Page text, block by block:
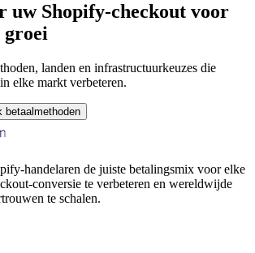
uw Shopify-checkout voor
landen en infrastructuurkeuzes die
elke markt verbeteren.
betaalmethoden
handelaren de juiste betalingsmix voor elke
conversie te verbeteren en wereldwijde
te schalen.